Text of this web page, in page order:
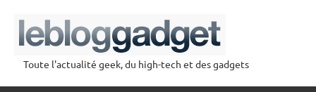
contenu
lebloggadget
Toute l'actualité geek, du high-tech et des gadgets